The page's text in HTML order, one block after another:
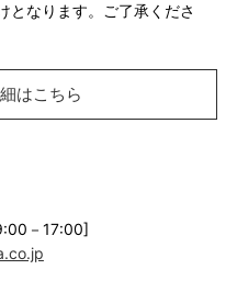
となります。ご了承くださ
はこちら
－17:00]